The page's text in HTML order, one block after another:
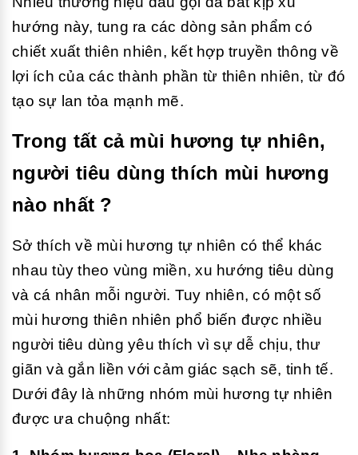
hướng này, tung ra các dòng sản phẩm có
chiết xuất thiên nhiên, kết hợp truyền thông về
lợi ích của các thành phần từ thiên nhiên, từ đó
tạo sự lan tỏa mạnh mẽ.
Trong tất cả mùi hương tự nhiên,
người tiêu dùng thích mùi hương
nào nhất ?
Sở thích về mùi hương tự nhiên có thể khác
nhau tùy theo vùng miền, xu hướng tiêu dùng
và cá nhân mỗi người. Tuy nhiên, có một số
mùi hương thiên nhiên phổ biến được nhiều
người tiêu dùng yêu thích vì sự dễ chịu, thư
giãn và gắn liền với cảm giác sạch sẽ, tinh tế.
Dưới đây là những nhóm mùi hương tự nhiên
được ưa chuộng nhất: